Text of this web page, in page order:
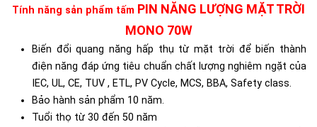
Tính năng sản phẩm tấm PIN NĂNG LƯỢNG MẶT TRỜI
MONO 70W
Biến đổi quang năng hấp thụ từ mặt trời để biến thành
điện năng đáp ứng tiêu chuẩn chất lượng nghiêm ngặt của
IEC, UL, CE, TUV , ETL, PV Cycle, MCS, BBA, Safety class.
Bảo hành sản phẩm 10 năm.
Tuổi thọ từ 30 đến 50 năm